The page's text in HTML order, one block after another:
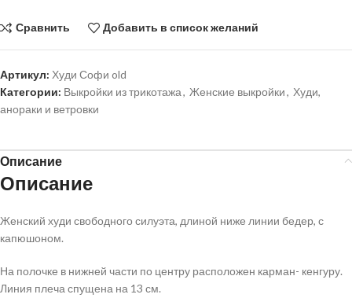
Сравнить Добавить в список желаний
Артикул: Худи Софи old
Категории: Выкройки из трикотажа, Женские выкройки, Худи,
анораки и ветровки
Описание
Описание
Женский худи свободного силуэта, длиной ниже линии бедер, с
капюшоном.
На полочке в нижней части по центру расположен карман- кенгуру.
Линия плеча спущена на 13 см.